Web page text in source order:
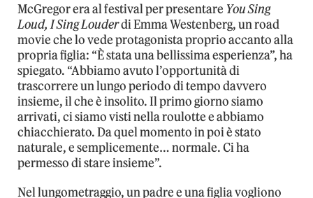
McGregor era al festival per presentare You Sing
Loud, I Sing Louderdi Emma Westenberg, un road
movie che lo vede protagonista proprio accanto alla
propria figlia: “È stata una bellissima esperienza”, ha
spiegato. “Abbiamo avuto l’opportunità di
trascorrere un lungo periodo di tempo davvero
insieme, il che è insolito. Il primo giorno siamo
arrivati, ci siamo visti nella roulotte e abbiamo
chiacchierato. Da quel momento in poi è stato
naturale, e semplicemente… normale. Ci ha
permesso di stare insieme”.
Nel lungometraggio, un padre e una figlia vogliono